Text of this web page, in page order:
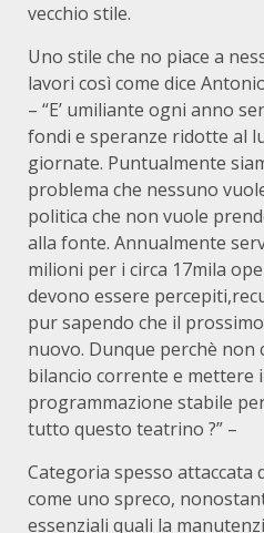
vecchio stile.
Uno stile che no piace a
lavori così come dice
– “E’ umiliante ogni anno
fondi e speranze ridotte al
giornate. Puntualmente
problema che nessuno
politica che non vuole
alla fonte. Annualmente
milioni per i circa 17mila
devono essere
pur sapendo che il
nuovo. Dunque perchè non
bilancio corrente e mettere
programmazione stabile
tutto questo teatrino ?” –
Categoria spesso attaccata
come uno spreco,
essenziali quali la